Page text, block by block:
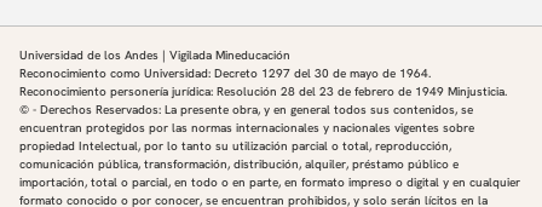
Universidad de los Andes | Vigilada Mineducación
Reconocimiento como Universidad: Decreto 1297 del 30 de mayo de 1964.
Reconocimiento personería jurídica: Resolución 28 del 23 de febrero de 1949 Minjusticia.
© - Derechos Reservados: La presente obra, y en general todos sus contenidos, se
encuentran protegidos por las normas internacionales y nacionales vigentes sobre
propiedad Intelectual, por lo tanto su utilización parcial o total, reproducción,
comunicación pública, transformación, distribución, alquiler, préstamo público e
importación, total o parcial, en todo o en parte, en formato impreso o digital y en cualquier
formato conocido o por conocer, se encuentran prohibidos, y solo serán lícitos en la